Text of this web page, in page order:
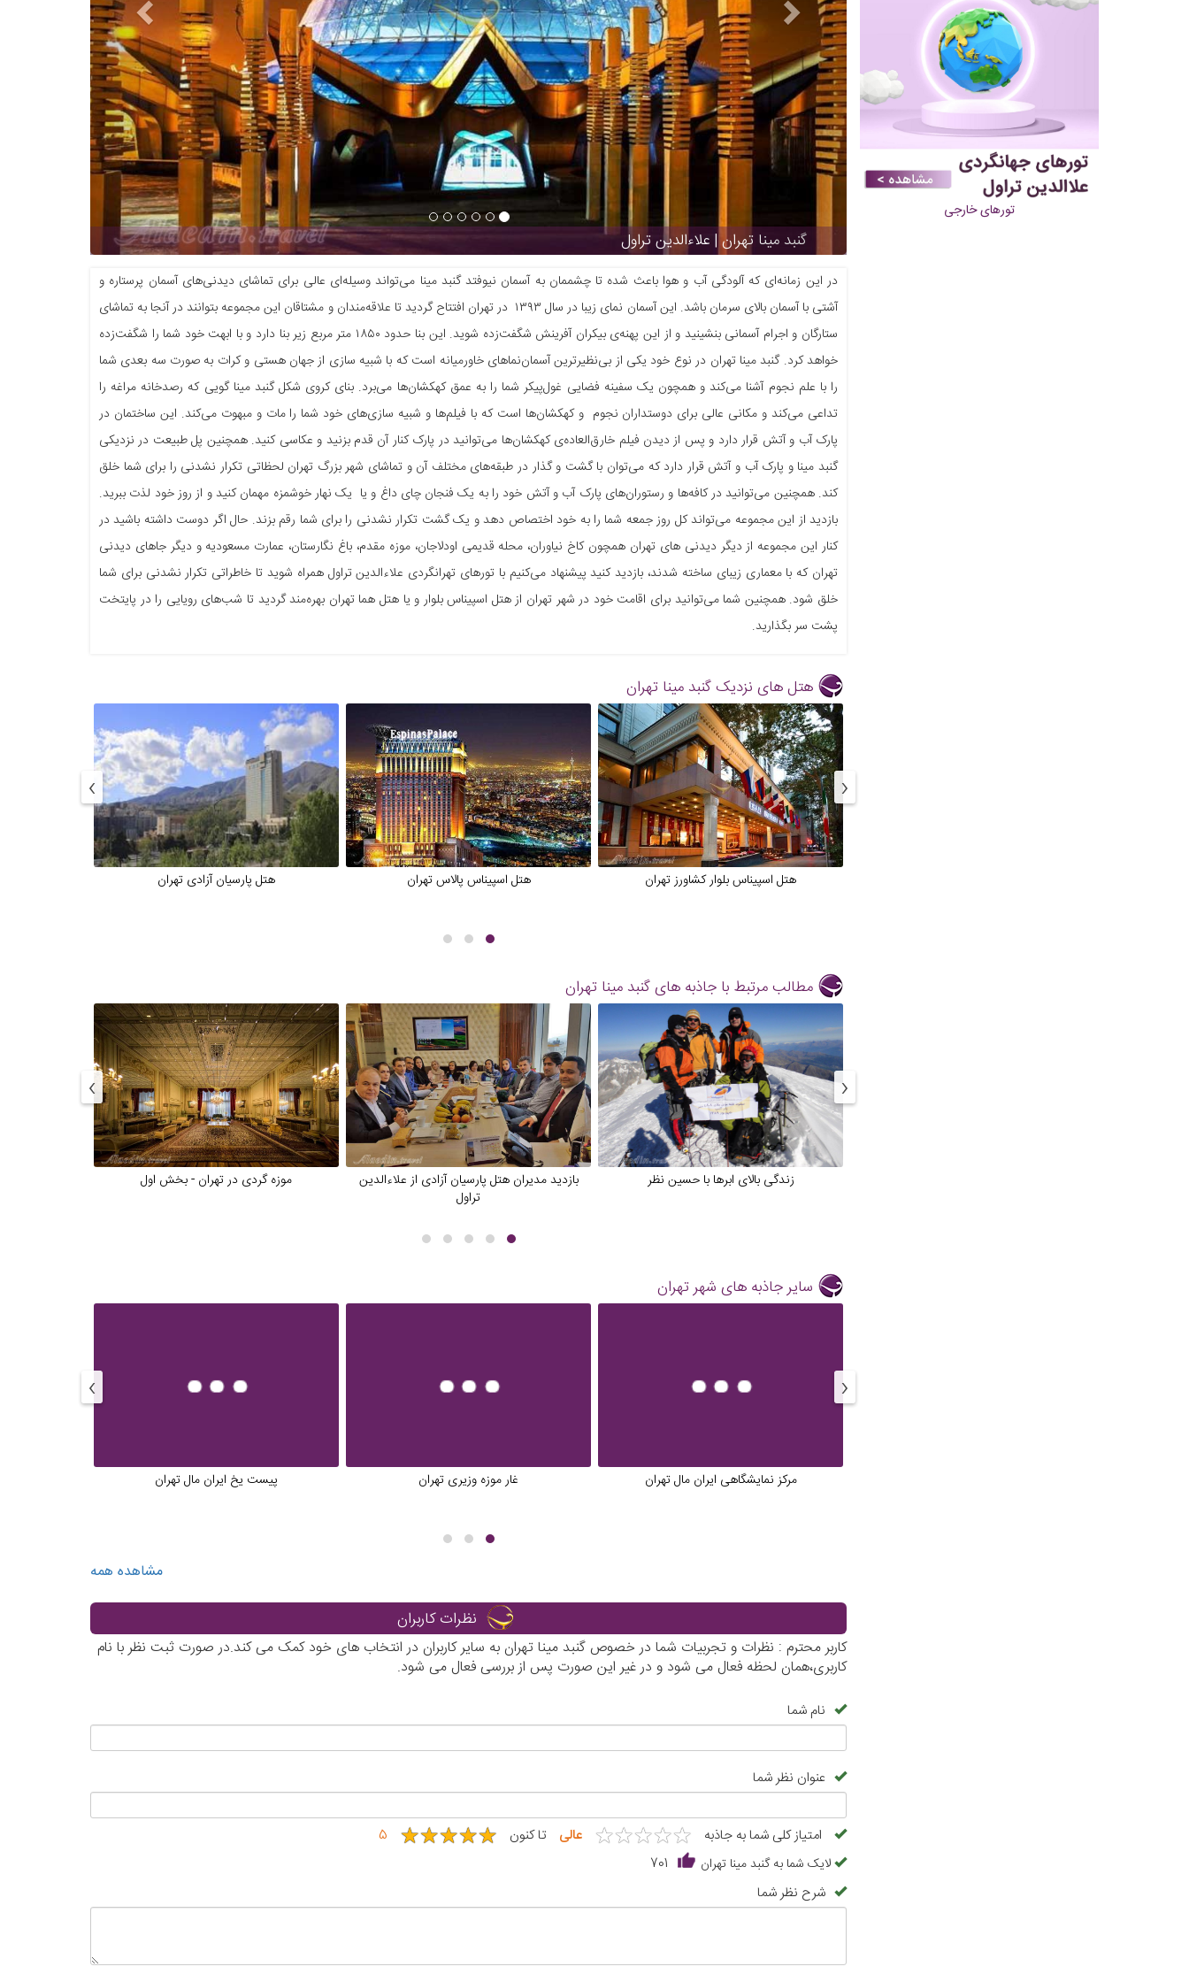
تورهای خارجی
گنبد مینا تهران | علاءالدین تراول
در این زمانه‌ای که آلودگی آب و هوا باعث شده تا چشممان به آسمان نیوفتد گنبد مینا می‌تواند وسیله‌ای عالی برای تماشای دیدنی‌های آسمان پرستاره و
آشتی با آسمان بالای سرمان باشد. این آسمان نمای زیبا در سال ۱۳۹۳ در تهران افتتاح گردید تا علاقه‌مندان و مشتاقان این مجموعه بتوانند در آنجا به تماشای
ستارگان و اجرام آسمانی بنشینید و از این پهنه‌ی بیکران آفرینش شگفت‌زده شوید. این بنا حدود ۱۸۵۰ متر مربع زیر بنا دارد و با ابهت خود شما را شگفت‌زده
خواهد کرد. گنبد مینا تهران در نوع خود یکی از بی‌نظیرترین آسمان‌نماهای خاورمیانه است که با شبیه سازی از جهان هستی و کرات به صورت سه بعدی شما
را با علم نجوم آشنا می‌کند و همچون یک سفینه فضایی غول‌پیکر شما را به عمق کهکشان‌ها می‌برد. بنای کروی شکل گنبد مینا گویی که رصدخانه مراغه را
تداعی می‌کند و مکانی عالی برای دوستداران نجوم و کهکشان‌ها است که با فیلم‌ها و شبیه سازی‌های خود شما را مات و مبهوت می‌کند. این ساختمان در
پارک آب و آتش قرار دارد و پس از دیدن فیلم خارق‌العاده‌ی کهکشان‌ها می‌توانید در پارک کنار آن قدم بزنید و عکاسی کنید. همچنین پل طبیعت در نزدیکی
گنبد مینا و پارک آب و آتش قرار دارد که می‌توان با گشت و گذار در طبقه‌های مختلف آن و تماشای شهر بزرگ تهران لحظاتی تکرار نشدنی را برای شما خلق
کند. همچنین می‌توانید در کافه‌ها و رستوران‌های پارک آب و آتش خود را به یک فنجان چای داغ و یا یک نهار خوشمزه مهمان کنید و از روز خود لذت ببرید.
بازدید از این مجموعه می‌تواند کل روز جمعه‌ شما را به خود اختصاص دهد و یک گشت تکرار نشدنی را برای شما رقم بزند. حال اگر دوست داشته باشید در
کنار این مجموعه از دیگر دیدنی های تهران همچون کاخ نیاوران، محله قدیمی اودلاجان، موزه مقدم، باغ نگارستان، عمارت مسعودیه و دیگر جاهای دیدنی
تهران که با معماری زیبای ساخته شدند، بازدید کنید پیشنهاد می‌کنیم با تورهای تهرانگردی علاءالدین تراول همراه شوید تا خاطراتی تکرار نشدنی برای شما
خلق شود. همچنین شما می‌توانید برای اقامت خود در شهر تهران از هتل اسپیناس بلوار و یا هتل هما تهران بهره‌مند گردید تا شب‌های رویایی را در پایتخت
پشت سر بگذارید.
هتل های نزدیکگنبد مینا تهران
هتل اسپیناس بلوار کشاورز تهران هتل اسپیناس پالاس تهران هتل پارسیان آزادی تهران
‹
›
مطالب مرتبط با جاذبه هایگنبد مینا تهران
زندگی بالای ابرها با حسین نظر
بازدید مدیران هتل پارسیان آزادی از علاءالدین
تراول
موزه گردی در تهران - بخش اول
‹
›
سایر جاذبه های شهر تهران
مرکز نمایشگاهی ایران مال تهران غار موزه وزیری تهران پیست یخ ایران مال تهران
‹
›
مشاهده همه
نظرات کاربران
کاربر محترم : نظرات و تجربیات شما در خصوص گنبد مینا تهران به سایر کاربران در انتخاب های خود کمک می کند.در صورت ثبت نظر با نام
کاربری،همان لحظه فعال می شود و در غیر این صورت پس از بررسی فعال می شود.
نام شما
عنوان نظر شما
امتیاز کلی شما به جاذبه ★★★★★
★★★★★ عالی تا کنون ★★★★★
★★★★★
5
لایک شما به گنبد مینا تهران 701
شرح نظر شما